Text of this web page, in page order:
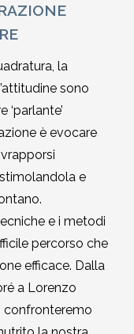
la
sono
è evocare
e
e i metodi
percorso che
efficace. Dalla
a Lorenzo
confronteremo